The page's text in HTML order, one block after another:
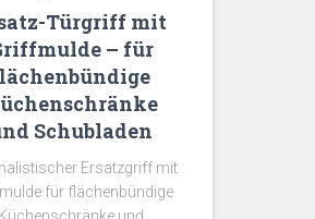
Türgriff mit
– für
Schubladen
Ersatzgriff mit
für flächenbündige